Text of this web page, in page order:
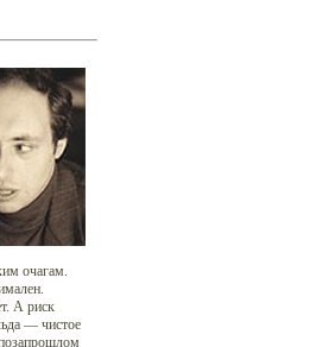
очагам.
А риск
— чистое